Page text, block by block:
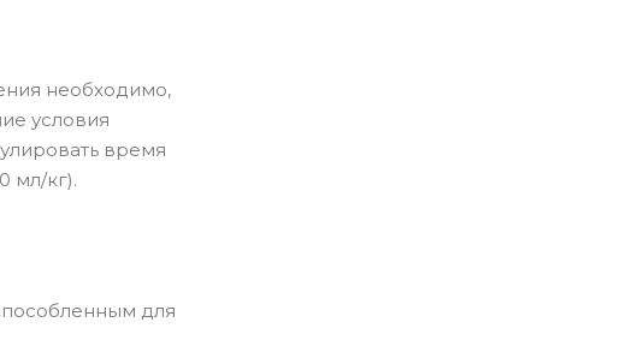
необходимо,
условия
время
мл/кг).
для